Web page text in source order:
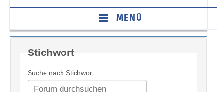
MENÜ
Stichwort
Suche nach Stichwort: